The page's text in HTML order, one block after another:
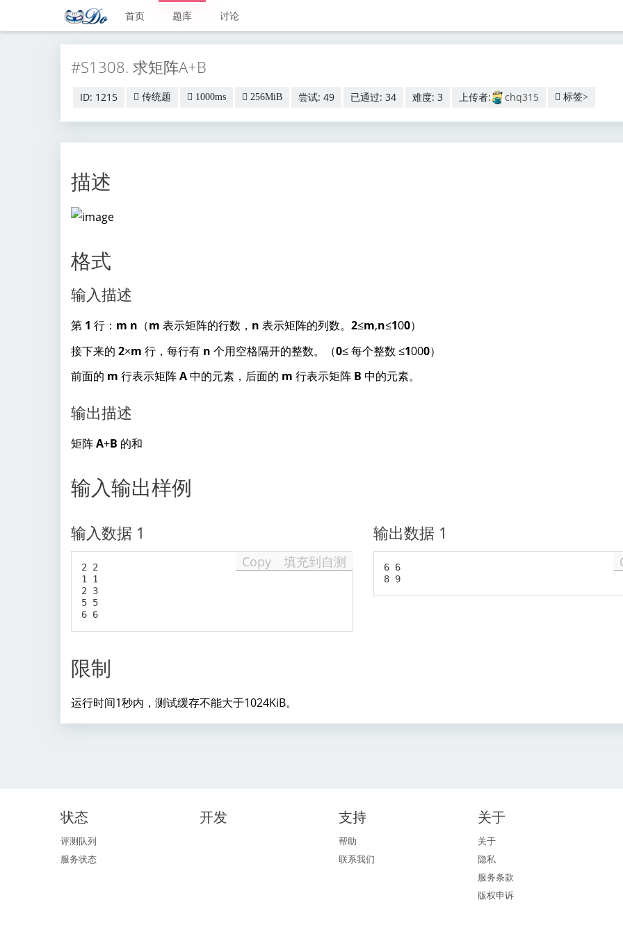
首页 题库 讨论
#S1308. 求矩阵A+B
ID: 1215 传统题 1000ms 256MiB 尝试: 49 已通过: 34 难度: 3 上传者: chq315 标签>
描述
格式
输入描述
第 1 行： m n （m 表示矩阵的行数， n 表示矩阵的列数。 2≤m,n≤100）
接下来的 2×m 行，每行有 n 个用空格隔开的整数。（0≤ 每个整数 ≤1000）
前面的 m 行表示矩阵A中的元素，后面的 m 行表示矩阵 B 中的元素。
输出描述
矩阵A+B 的和
输入输出样例
输入数据 1
2 2
1 1
2 3
5 5
Copy 填充到自测
输出数据 1
6 6
限制
运行时间1秒内，测试缓存不能大于1024KiB。
状态
评测队列
服务状态
开发 支持
帮助
联系我们
关于
关于
隐私
服务条款
版权申诉